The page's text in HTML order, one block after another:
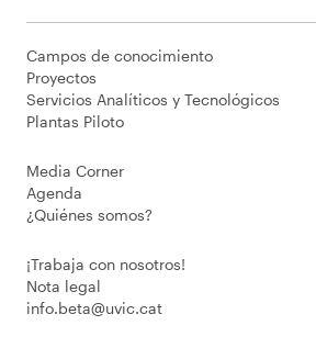
Campos de conocimiento
Proyectos
Servicios Analíticos y Tecnológicos
Plantas Piloto
Media Corner
Agenda
¿Quiénes somos?
¡Trabaja con nosotros!
Nota legal
info.beta@uvic.cat